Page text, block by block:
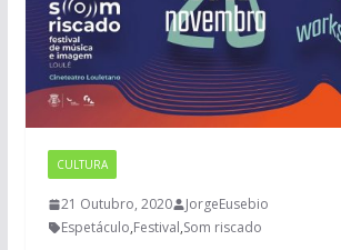
CULTURA
21 Outubro, 2020
JorgeEusebio
Espetáculo,Festival,Som riscado